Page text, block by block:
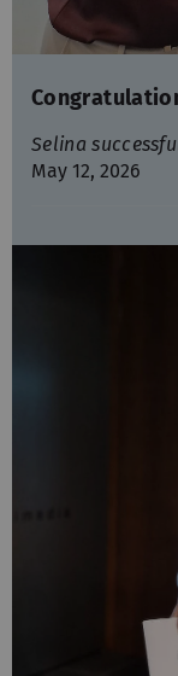
Selina
May 12, 2026